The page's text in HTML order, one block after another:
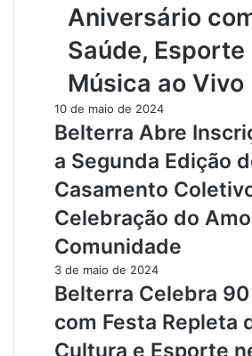
Aniversário
Saúde, Esporte
Música ao Vivo
10 de maio de 2024
Belterra Abre
a Segunda Edição
Casamento
Celebração do
Comunidade
3 de maio de 2024
Belterra Celebra
com Festa Repleta
Cultura e Esporte